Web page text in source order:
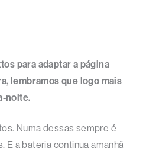
para adaptar a página
lembramos que logo mais
noite.
Numa dessas sempre é
E a bateria continua amanhã